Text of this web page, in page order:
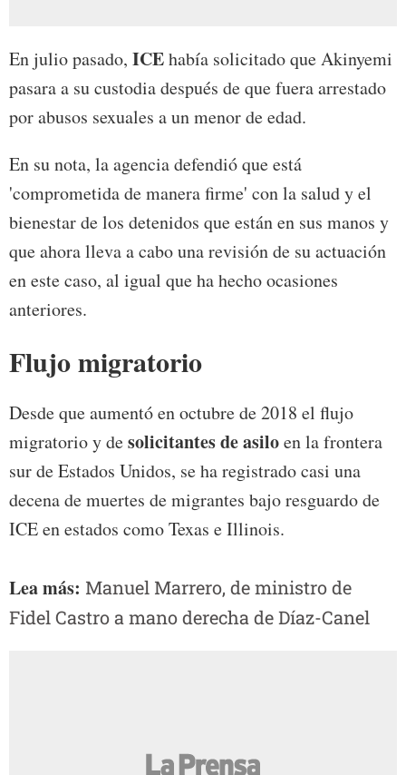
En julio pasado, ICEhabía solicitado que Akinyemi
pasara a su custodia después de que fuera arrestado
por abusos sexuales a un menor de edad.
En su nota, la agencia defendió que está
'comprometida de manera firme' con la salud y el
bienestar de los detenidos que están en sus manos y
que ahora lleva a cabo una revisión de su actuación
en este caso, al igual que ha hecho ocasiones
anteriores.
Flujo migratorio
Desde que aumentó en octubre de 2018 el flujo
migratorio y desolicitantes de asiloen la frontera
sur de Estados Unidos, se ha registrado casi una
decena de muertes de migrantes bajo resguardo de
ICE en estados como Texas e Illinois.
Lea más: Manuel Marrero, de ministro de
Fidel Castro a mano derecha de Díaz-Canel